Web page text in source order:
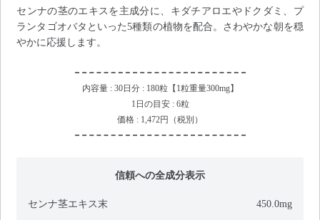
センナの茎のエキスを主成分に、キダチアロエやドクダミ、プ
ランタゴオバタといった5種類の植物を配合。さわやかな朝を穏
やかに応援します。
内容量 : 30日分 : 180粒【1粒重量300mg】
1日の目安 : 6粒
価格 : 1,472円（税別）
信頼への全成分表示
センナ茎エキス末 450.0mg